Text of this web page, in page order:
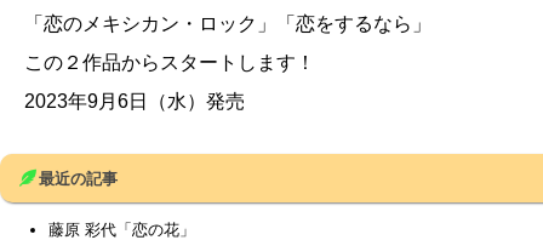
「恋のメキシカン・ロック」「恋をするなら」
この２作品からスタートします！
2023年9月6日（水）発売
最近の記事
藤原 彩代「恋の花」